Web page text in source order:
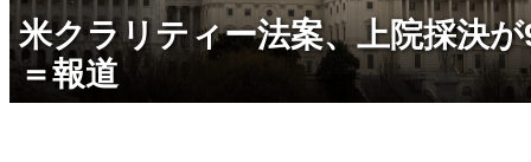
米クラリティー法案、上院採決
＝報道